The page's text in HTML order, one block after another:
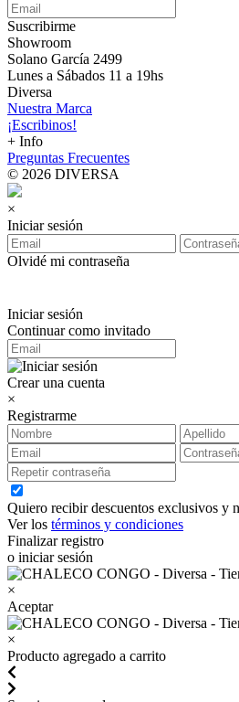
Suscribirme
Showroom
Solano García 2499
Lunes a Sábados 11 a 19hs
Diversa
Nuestra Marca
¡Escribinos!
+ Info
Preguntas Frecuentes
© 2026 DIVERSA
×
Iniciar sesión
Olvidé mi contraseña
Iniciar sesión
Continuar como invitado
Crear una cuenta
×
Registrarme
Quiero recibir descuentos exclusivos y
Ver los términos y condiciones
Finalizar registro
o iniciar sesión
×
Aceptar
×
Producto agregado a carrito